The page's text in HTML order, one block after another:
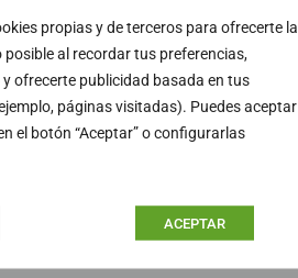
propias y de terceros para ofrecerte la
posible al recordar tus preferencias,
ofrecerte publicidad basada en tus
páginas visitadas). Puedes aceptar
el botón “Aceptar” o configurarlas
ACEPTAR
y estamos orgullosos de
desarrollada
eliminado las conjeturas del
real sobre el tamaño de
a tu lado, que te ayuda a